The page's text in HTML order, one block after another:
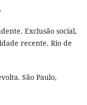
Exclusão social,
recente. Rio de
São Paulo,